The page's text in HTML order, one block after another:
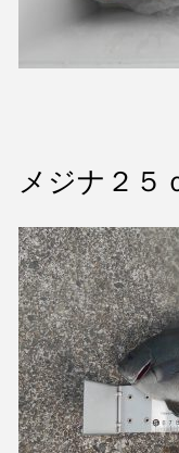
メジナ２